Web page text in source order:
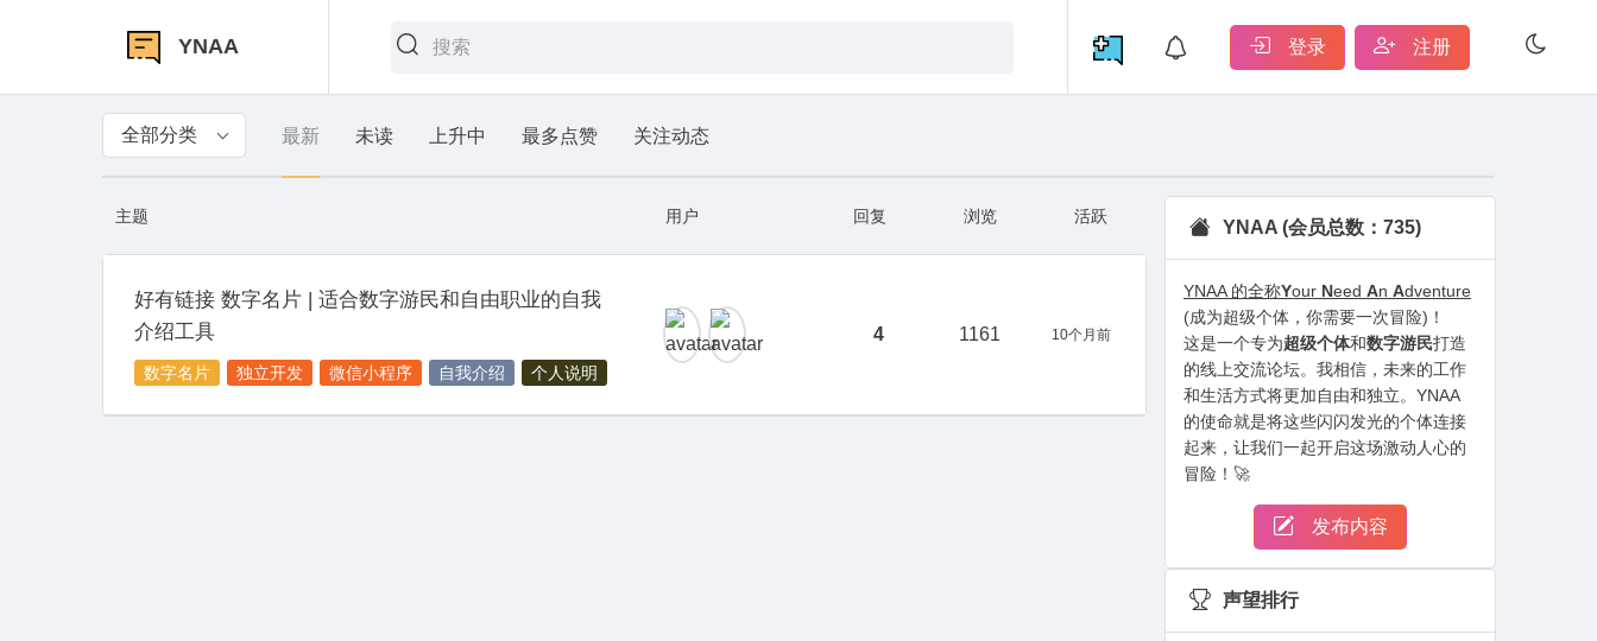
YNAA 登录 注册
全部分类 最新 未读 上升中 最多点赞 关注动态
主题 用户 回复 浏览 活跃
好有链接 数字名片 | 适合数字游民和自由职业的自我
介绍工具
数字名片 独立开发 微信小程序 自我介绍 个人说明
4 1161 10个月前
YNAA (会员总数：735)
YNAA 的全称Your Need An Adventure
(成为超级个体，你需要一次冒险)！
这是一个专为超级个体和数字游民打造
的线上交流论坛。我相信，未来的工作
和生活方式将更加自由和独立。YNAA
的使命就是将这些闪闪发光的个体连接
起来，让我们一起开启这场激动人心的
冒险！🚀
发布内容
声望排行